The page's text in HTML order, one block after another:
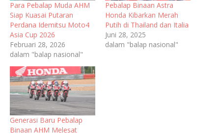
Para Pebalap Muda AHM
Siap Kuasai Putaran
Perdana Idemitsu Moto4
Asia Cup 2026
Februari 28, 2026
dalam "balap nasional"
Pebalap Binaan Astra
Honda Kibarkan Merah
Putih di Thailand dan Italia
Juni 28, 2025
dalam "balap nasional"
Generasi Baru Pebalap
Binaan AHM Melesat